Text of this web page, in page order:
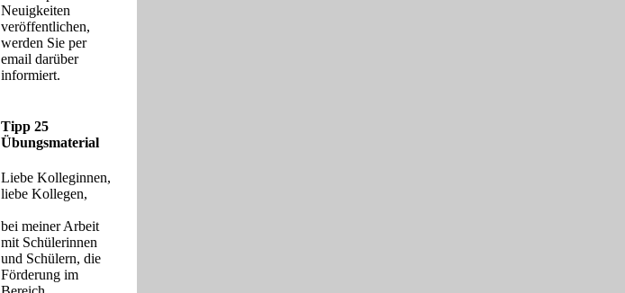
Neuigkeiten
veröffentlichen,
werden Sie per
email darüber
informiert.
Tipp 25
Übungsmaterial
Liebe Kolleginnen,
liebe Kollegen,
bei meiner Arbeit
mit Schülerinnen
und Schülern, die
Förderung im